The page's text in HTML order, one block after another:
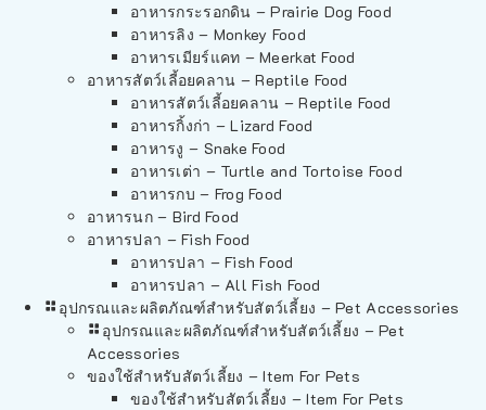
อาหารกระรอกดิน – Prairie Dog Food
อาหารลิง – Monkey Food
อาหารเมียร์แคท – Meerkat Food
อาหารสัตว์เลี้อยคลาน – Reptile Food
อาหารสัตว์เลี้อยคลาน – Reptile Food
อาหารกิ้งก่า – Lizard Food
อาหารงู – Snake Food
อาหารเต่า – Turtle and Tortoise Food
อาหารกบ – Frog Food
อาหารนก – Bird Food
อาหารปลา – Fish Food
อาหารปลา – Fish Food
อาหารปลา – All Fish Food
อุปกรณและผลิตภัณฑ์สำหรับสัตว์เลี้ยง – Pet Accessories
อุปกรณและผลิตภัณฑ์สำหรับสัตว์เลี้ยง – Pet
Accessories
ของใช้สำหรับสัตว์เลี้ยง – Item For Pets
ของใช้สำหรับสัตว์เลี้ยง – Item For Pets